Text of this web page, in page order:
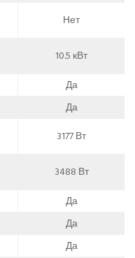
Нет
10.5 кВт
Да
Да
3177 Вт
3488 Вт
Да
Да
Да